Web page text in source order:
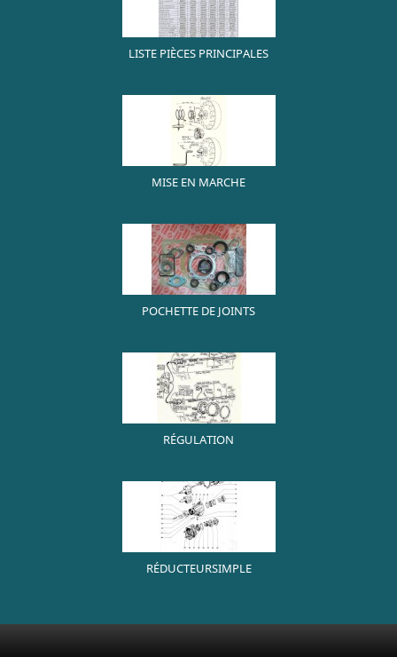
LISTE PIÈCES PRINCIPALES
MISE EN MARCHE
POCHETTE DE JOINTS
RÉGULATION
RÉDUCTEURSIMPLE